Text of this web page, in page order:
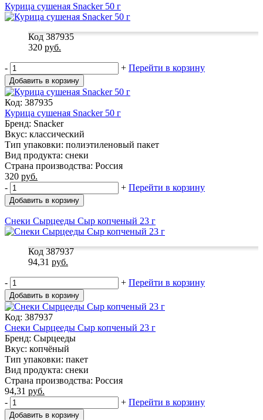
Курица сушеная Snacker 50 г
Код 387935
320 руб.
- + Перейти в корзину
Добавить в корзину
Код: 387935
Курица сушеная Snacker 50 г
Бренд: Snacker
Вкус: классический
Тип упаковки: полиэтиленовый пакет
Вид продукта: снеки
Страна производства: Россия
320 руб.
-
+ Перейти в корзину
Добавить в корзину
Снеки Сырцееды Сыр копченый 23 г
Код 387937
94,31 руб.
- + Перейти в корзину
Добавить в корзину
Код: 387937
Снеки Сырцееды Сыр копченый 23 г
Бренд: Сырцееды
Вкус: копчёный
Тип упаковки: пакет
Вид продукта: снеки
Страна производства: Россия
94,31 руб.
-
+ Перейти в корзину
Добавить в корзину